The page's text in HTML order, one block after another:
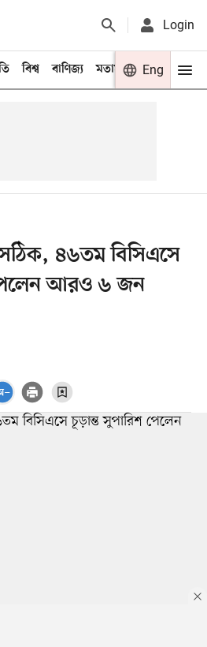
Login
বিশ্ব বাণিজ্য মতামত খেলা
Eng
৪৬তম বিসিএসে
আরও ৬ জন